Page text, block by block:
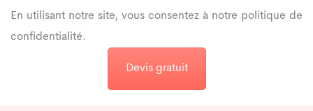
En utilisant notre site, vous consentez à notre politique de
confidentialité.
Devis gratuit